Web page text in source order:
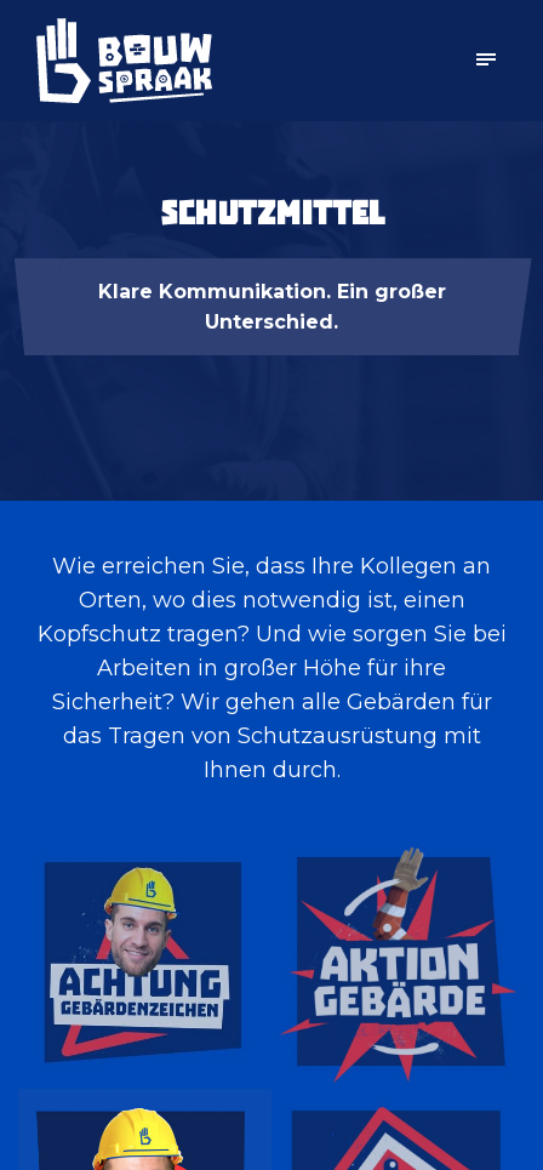
Schutzmittel
Klare Kommunikation. Ein großer
Unterschied.
Wie erreichen Sie, dass Ihre Kollegen an
Orten, wo dies notwendig ist, einen
Kopfschutz tragen? Und wie sorgen Sie bei
Arbeiten in großer Höhe für ihre
Sicherheit? Wir gehen alle Gebärden für
das Tragen von Schutzausrüstung mit
Ihnen durch.